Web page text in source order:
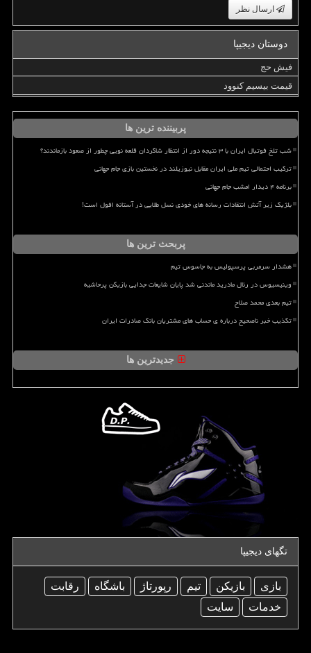
ارسال نظر
دوستان دیجیپا
فیش حج
قیمت بیسیم کنوود
پربیننده ترین ها
شب تلخ فوتبال ایران با ۳ نتیجه دور از انتظار شاگردان قلعه نویی چطور از صعود بازماندند؟
ترکیب احتمالی تیم ملی ایران مقابل نیوزیلند در نخستین بازی جام جهانی
برنامه ۴ دیدار امشب جام جهانی
بلژیک زیر آتش انتقادات رسانه های خودی نسل طلایی در آستانه افول است!
پربحث ترین ها
هشدار سرمربی پرسپولیس به جاسوس تیم
وینیسیوس در رئال مادرید ماندنی شد پایان شایعات جدایی بازیکن پرحاشیه
تیم بعدی محمد صلاح
تکذیب خبر ناصحیح درباره ی حساب های مشتریان بانک صادرات ایران
جدیدترین ها
تگهای دیجیپا
بازی بازیكن تیم رپورتاژ باشگاه
رقابت
خدمات
سایت